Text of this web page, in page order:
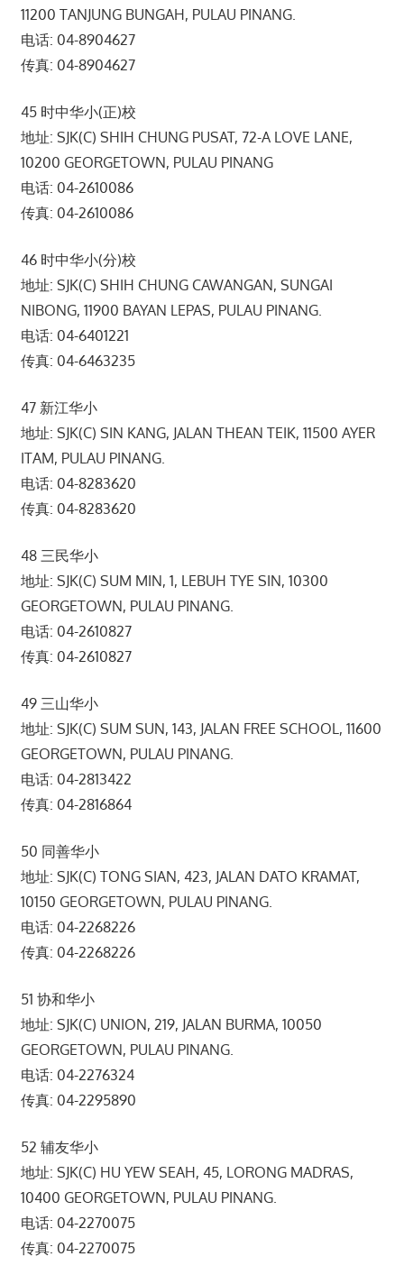
11200 TANJUNG BUNGAH, PULAU PINANG.
电话: 04-8904627
传真: 04-8904627
45 时中华小(正)校
地址: SJK(C) SHIH CHUNG PUSAT, 72-A LOVE LANE,
10200 GEORGETOWN, PULAU PINANG
电话: 04-2610086
传真: 04-2610086
46 时中华小(分)校
地址: SJK(C) SHIH CHUNG CAWANGAN, SUNGAI
NIBONG, 11900 BAYAN LEPAS, PULAU PINANG.
电话: 04-6401221
传真: 04-6463235
47 新江华小
地址: SJK(C) SIN KANG, JALAN THEAN TEIK, 11500 AYER
ITAM, PULAU PINANG.
电话: 04-8283620
传真: 04-8283620
48 三民华小
地址: SJK(C) SUM MIN, 1, LEBUH TYE SIN, 10300
GEORGETOWN, PULAU PINANG.
电话: 04-2610827
传真: 04-2610827
49 三山华小
地址: SJK(C) SUM SUN, 143, JALAN FREE SCHOOL, 11600
GEORGETOWN, PULAU PINANG.
电话: 04-2813422
传真: 04-2816864
50 同善华小
地址: SJK(C) TONG SIAN, 423, JALAN DATO KRAMAT,
10150 GEORGETOWN, PULAU PINANG.
电话: 04-2268226
传真: 04-2268226
51 协和华小
地址: SJK(C) UNION, 219, JALAN BURMA, 10050
GEORGETOWN, PULAU PINANG.
电话: 04-2276324
传真: 04-2295890
52 辅友华小
地址: SJK(C) HU YEW SEAH, 45, LORONG MADRAS,
10400 GEORGETOWN, PULAU PINANG.
电话: 04-2270075
传真: 04-2270075